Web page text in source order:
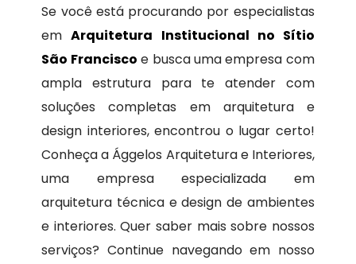
Se você está procurando por especialistas
emArquitetura Institucional no Sítio
São Francisco e busca uma empresa com
ampla estrutura para te atender com
soluções completas em arquitetura e
design interiores, encontrou o lugar certo!
Conheça a Ággelos Arquitetura e Interiores,
uma empresa especializada em
arquitetura técnica e design de ambientes
e interiores. Quer saber mais sobre nossos
serviços? Continue navegando em nosso